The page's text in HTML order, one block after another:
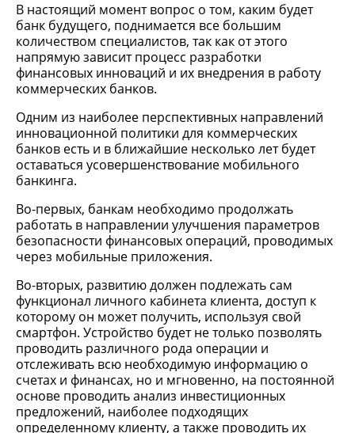
В настоящий момент вопрос о том, каким будет
банк будущего, поднимается все большим
количеством специалистов, так как от этого
напрямую зависит процесс разработки
финансовых инноваций и их внедрения в работу
коммерческих банков.
Одним из наиболее перспективных направлений
инновационной политики для коммерческих
банков есть и в ближайшие несколько лет будет
оставаться усовершенствование мобильного
банкинга.
Во-первых, банкам необходимо продолжать
работать в направлении улучшения параметров
безопасности финансовых операций, проводимых
через мобильные приложения.
Во-вторых, развитию должен подлежать сам
функционал личного кабинета клиента, доступ к
которому он может получить, используя свой
смартфон. Устройство будет не только позволять
проводить различного рода операции и
отслеживать всю необходимую информацию о
счетах и финансах, но и мгновенно, на постоянной
основе проводить анализ инвестиционных
предложений, наиболее подходящих
определенному клиенту, а также проводить их